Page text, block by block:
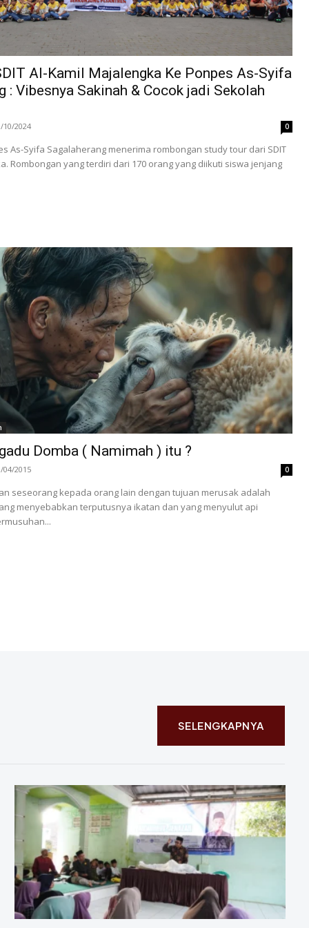
Al-Kamil Majalengka Ke Ponpes As-Syifa
: Vibesnya Sakinah & Cocok jadi Sekolah
10/2024 0
As-Syifa Sagalaherang menerima rombongan study tour dari SDIT
Rombongan yang terdiri dari 170 orang yang diikuti siswa jenjang
Domba ( Namimah ) itu ?
04/2015 0
seseorang kepada orang lain dengan tujuan merusak adalah
menyebabkan terputusnya ikatan dan yang menyulut api
SELENGKAPNYA